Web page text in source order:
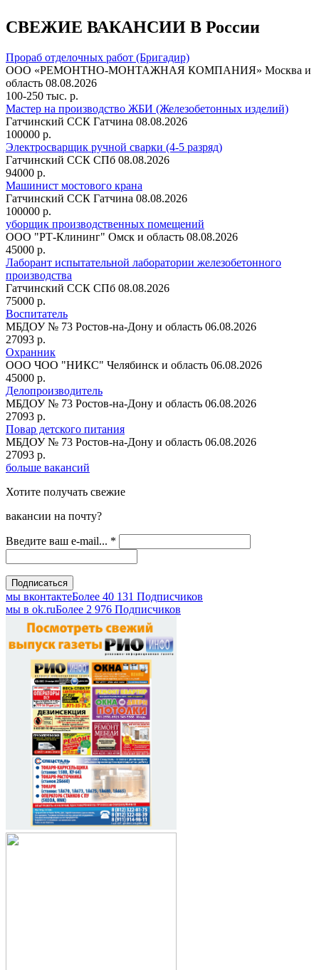
СВЕЖИЕ ВАКАНСИИ В России
Прораб отделочных работ (Бригадир)
ООО «РЕМОНТНО-МОНТАЖНАЯ КОМПАНИЯ» Москва и
область 08.08.2026
100-250 тыс. р.
Мастер на производство ЖБИ (Железобетонных изделий)
Гатчинский ССК Гатчина 08.08.2026
100000 р.
Электросварщик ручной сварки (4-5 разряд)
Гатчинский ССК СПб 08.08.2026
94000 р.
Машинист мостового крана
Гатчинский ССК Гатчина 08.08.2026
100000 р.
уборщик производственных помещений
ООО "РТ-Клининг" Омск и область 08.08.2026
45000 р.
Лаборант испытательной лаборатории железобетонного
производства
Гатчинский ССК СПб 08.08.2026
75000 р.
Воспитатель
МБДОУ № 73 Ростов-на-Дону и область 06.08.2026
27093 р.
Охранник
ООО ЧОО "НИКС" Челябинск и область 06.08.2026
45000 р.
Делопроизводитель
МБДОУ № 73 Ростов-на-Дону и область 06.08.2026
27093 р.
Повар детского питания
МБДОУ № 73 Ростов-на-Дону и область 06.08.2026
27093 р.
больше вакансий
Хотите получать свежие
вакансии на почту?
Введите ваш e-mail... *
мы вконтактеБолее 40 131 Подписчиков
мы в оk.ruБолее 2 976 Подписчиков